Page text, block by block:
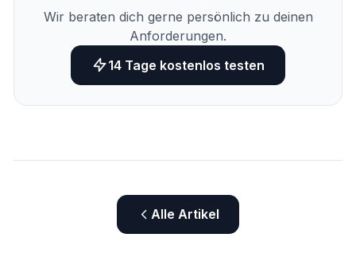
Wir beraten dich gerne persönlich zu deinen
Anforderungen.
14 Tage kostenlos testen
Alle Artikel